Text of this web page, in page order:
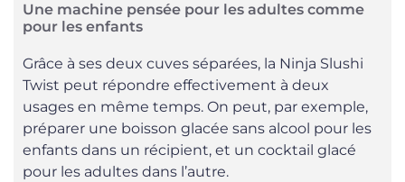
Une machine pensée pour les adultes comme
pour les enfants
Grâce à ses deux cuves séparées, la Ninja Slushi
Twist peut répondre effectivement à deux
usages en même temps. On peut, par exemple,
préparer une boisson glacée sans alcool pour les
enfants dans un récipient, et un cocktail glacé
pour les adultes dans l’autre.